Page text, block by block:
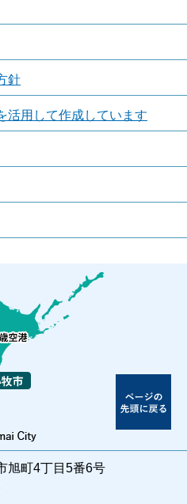
針
活用して作成しています
旭町4丁目5番6号